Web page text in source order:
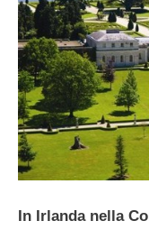
In Irlanda nella